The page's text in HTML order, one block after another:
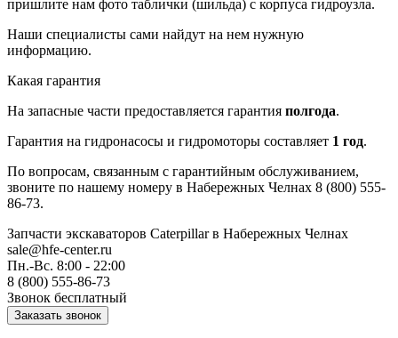
пришлите нам фото таблички (шильда) с корпуса гидроузла.
Наши специалисты сами найдут на нем нужную
информацию.
Какая гарантия
На запасные части предоставляется гарантия полгода.
Гарантия на гидронасосы и гидромоторы составляет 1 год.
По вопросам, связанным с гарантийным обслуживанием,
звоните по нашему номеру в Набережных Челнах 8 (800) 555-
86-73.
Запчасти экскаваторов Caterpillarв Набережных Челнах
sale@hfe-center.ru
Пн.-Вс. 8:00 - 22:00
8 (800) 555-86-73
Звонок бесплатный